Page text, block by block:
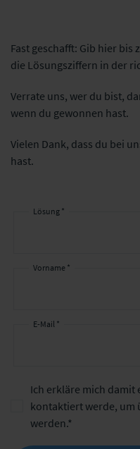
Fast geschafft: Gib hier bis
die Lösungsziffern in der
Verrate uns, wer du bist,
wenn du gewonnen hast.
Vielen Dank, dass du bei
hast.
Lösung *
Vorname *
E-Mail *
Ich erkläre mich damit
kontaktiert werde, um
werden.